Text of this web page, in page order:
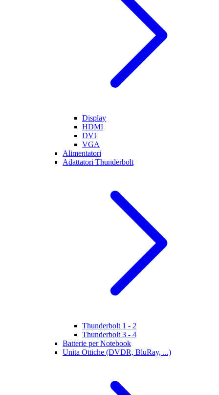
Display
HDMI
DVI
VGA
Alimentatori
Adattatori Thunderbolt
Thunderbolt 1 - 2
Thunderbolt 3 - 4
Batterie per Notebook
Unita Ottiche (DVDR, BluRay, ...)